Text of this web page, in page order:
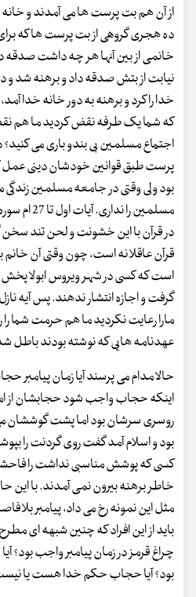
از آن هم بت پرست ها می آمدند و خانه
ده هجری گروهی از بت پرست ها که
خانمی از بین آنها هر چه داشت صدقه
نیابت از بتش صدقه داد و برهنه شد
خدا را کرد و برهنه به دور خانه خدا
که شما یک طرفه نقض کردید ما هم
اجتماع مسلمین بی بندو باری می
پرست طبق قوانین خودشان دینی عمل
بود ولی وقتی در جامعه مسلمین
مسلمین را
در قرآن با این خشونت و لحن تند سخن
قرآن عاقلانه است، چون وقتی آن خانم
است که کسی در شهر ویروس ابولا پخش
گرفت و اجازه انتشار ندهند. پس آیه
مارا رعایت نکردید ما هم حرمت شما را
عهدنامه هایی که نوشته بودند باطل
حالا مدام می پرسند آیا زمان پیامبر
اینکه حجاب واجب شود حجابشان از
روسری سرشان بود اما پشت گوششان می
بود و اسلام آمد گفت روی گردنت را
کسی که پوشش مناسبی نداشت را
خاطر برهنه بیرون نمی آمدند. با
مثل این نمونه رخ می داد، پیامبر
باید از این افراد که چنین شبهه ای
چراغ قرمز در زمان پیامبر واجب بود؟
بود؟ آیا حجاب حکم خدا هست یا